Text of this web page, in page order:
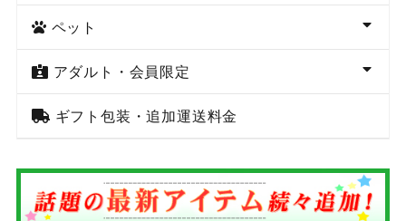
ペット
アダルト・会員限定
ギフト包装・追加運送料金